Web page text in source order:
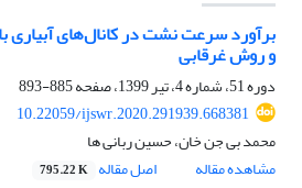
برآورد سرعت نشت در کانال‌های آبیاری
و روش غرقابی
دوره 51، شماره 4، تیر 1399، صفحه
885-893
10.22059/ijswr.2020.291939.668381
محمد بی جن خان، حسین ربانی ها
مشاهده مقاله
اصل مقاله 795.22 K